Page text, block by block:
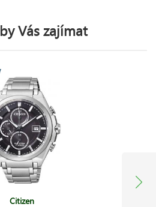
Vás zajímat
Citizen